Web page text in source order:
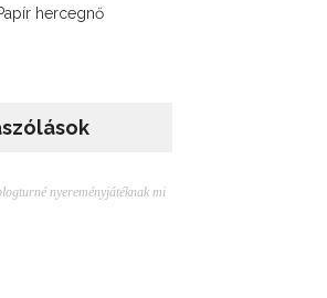
hercegnő
nyereményjátéknak mi